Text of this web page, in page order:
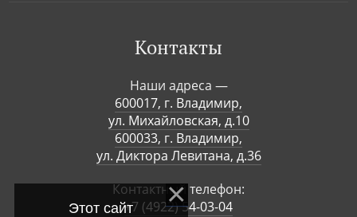
Контакты
Наши адреса —
600017, г. Владимир,
ул. Михайловская, д.10
600033, г. Владимир,
ул. Диктора Левитана, д.36
Контактный телефон:
+7 (4922) 54-03-04
Этот сайт